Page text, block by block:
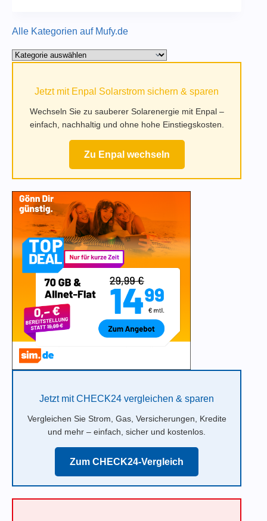
Alle Kategorien auf Mufy.de
Alle
Mufy.de
Jetzt mit Enpal Solarstrom sichern & sparen
Wechseln Sie zu sauberer Solarenergie mit Enpal –
einfach, nachhaltig und ohne hohe Einstiegskosten.
Zu Enpal wechseln
Jetzt mit CHECK24 vergleichen & sparen
Vergleichen Sie Strom, Gas, Versicherungen, Kredite
und mehr – einfach, sicher und kostenlos.
Zum CHECK24-Vergleich